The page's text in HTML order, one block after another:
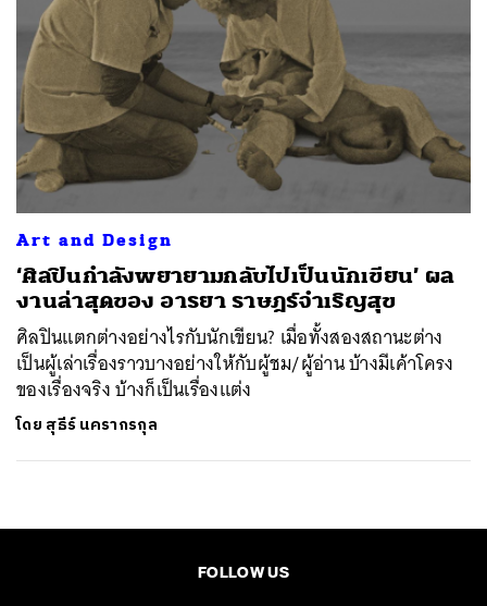
Art and Design
‘ศิลปินกำลังพยายามกลับไปเป็นนักเขียน’ ผล
งานล่าสุดของ อารยา ราษฎร์จำเริญสุข
ศิลปินแตกต่างอย่างไรกับนักเขียน? เมื่อทั้งสองสถานะต่าง
เป็นผู้เล่าเรื่องราวบางอย่างให้กับผู้ชม/ผู้อ่าน บ้างมีเค้าโครง
ของเรื่องจริง บ้างก็เป็นเรื่องแต่ง
โดย สุธีร์ นครากรกุล
FOLLOW US
ค้นหา
SHARE LINE